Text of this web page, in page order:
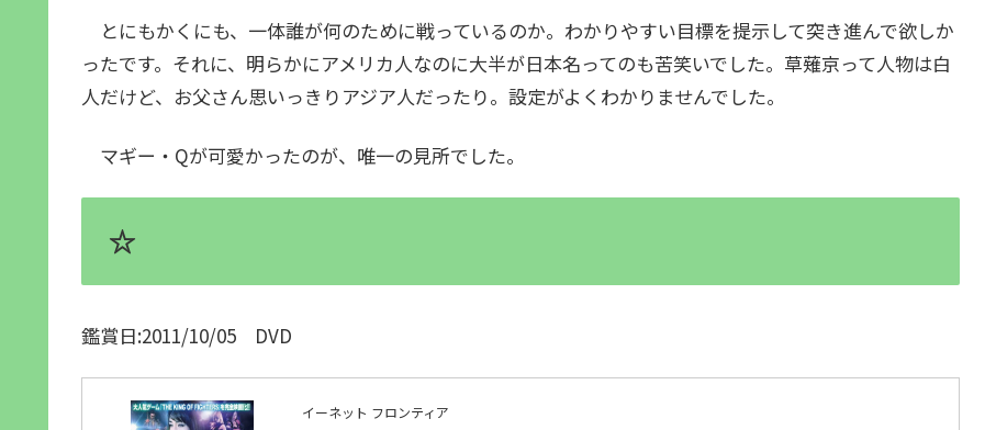
とにもかくにも、一体誰が何のために戦っているのか。わかりやすい目標を提示して突き進んで欲しか
ったです。それに、明らかにアメリカ人なのに大半が日本名ってのも苦笑いでした。草薙京って人物は白
人だけど、お父さん思いっきりアジア人だったり。設定がよくわかりませんでした。
マギー・Qが可愛かったのが、唯一の見所でした。
☆
鑑賞日:2011/10/05 DVD
イーネット フロンティア